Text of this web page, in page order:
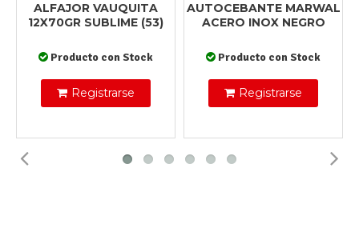
ALFAJOR VAUQUITA
12X70GR SUBLIME (53)
Producto con Stock
Registrarse
AUTOCEBANTE MARWAL
ACERO INOX NEGRO
Producto con Stock
Registrarse